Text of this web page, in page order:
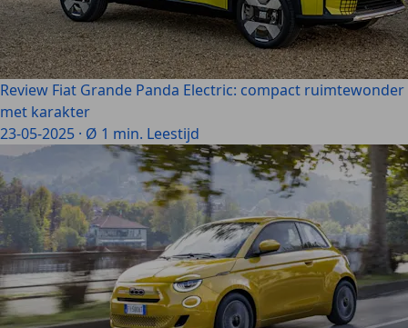
Review Fiat Grande Panda Electric: compact ruimtewonder
met karakter
23-05-2025 · Ø 1 min. Leestijd